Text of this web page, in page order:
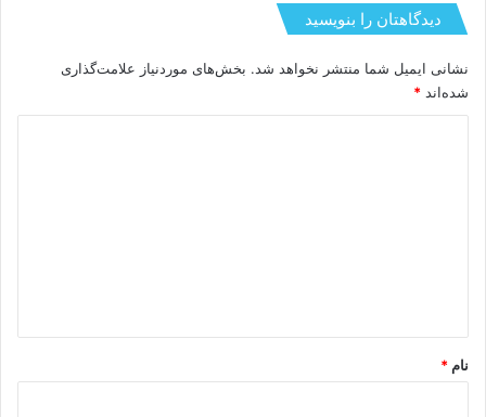
دیدگاهتان را بنویسید
نشانی ایمیل شما منتشر نخواهد شد. بخش‌های موردنیاز علامت‌گذاری
شده‌اند *
نام *